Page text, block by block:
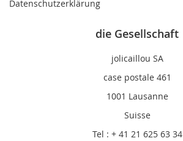
Datenschutzerklärung
die Gesellschaft
jolicaillou SA
case postale 461
1001 Lausanne
Suisse
Tel : + 41 21 625 63 34